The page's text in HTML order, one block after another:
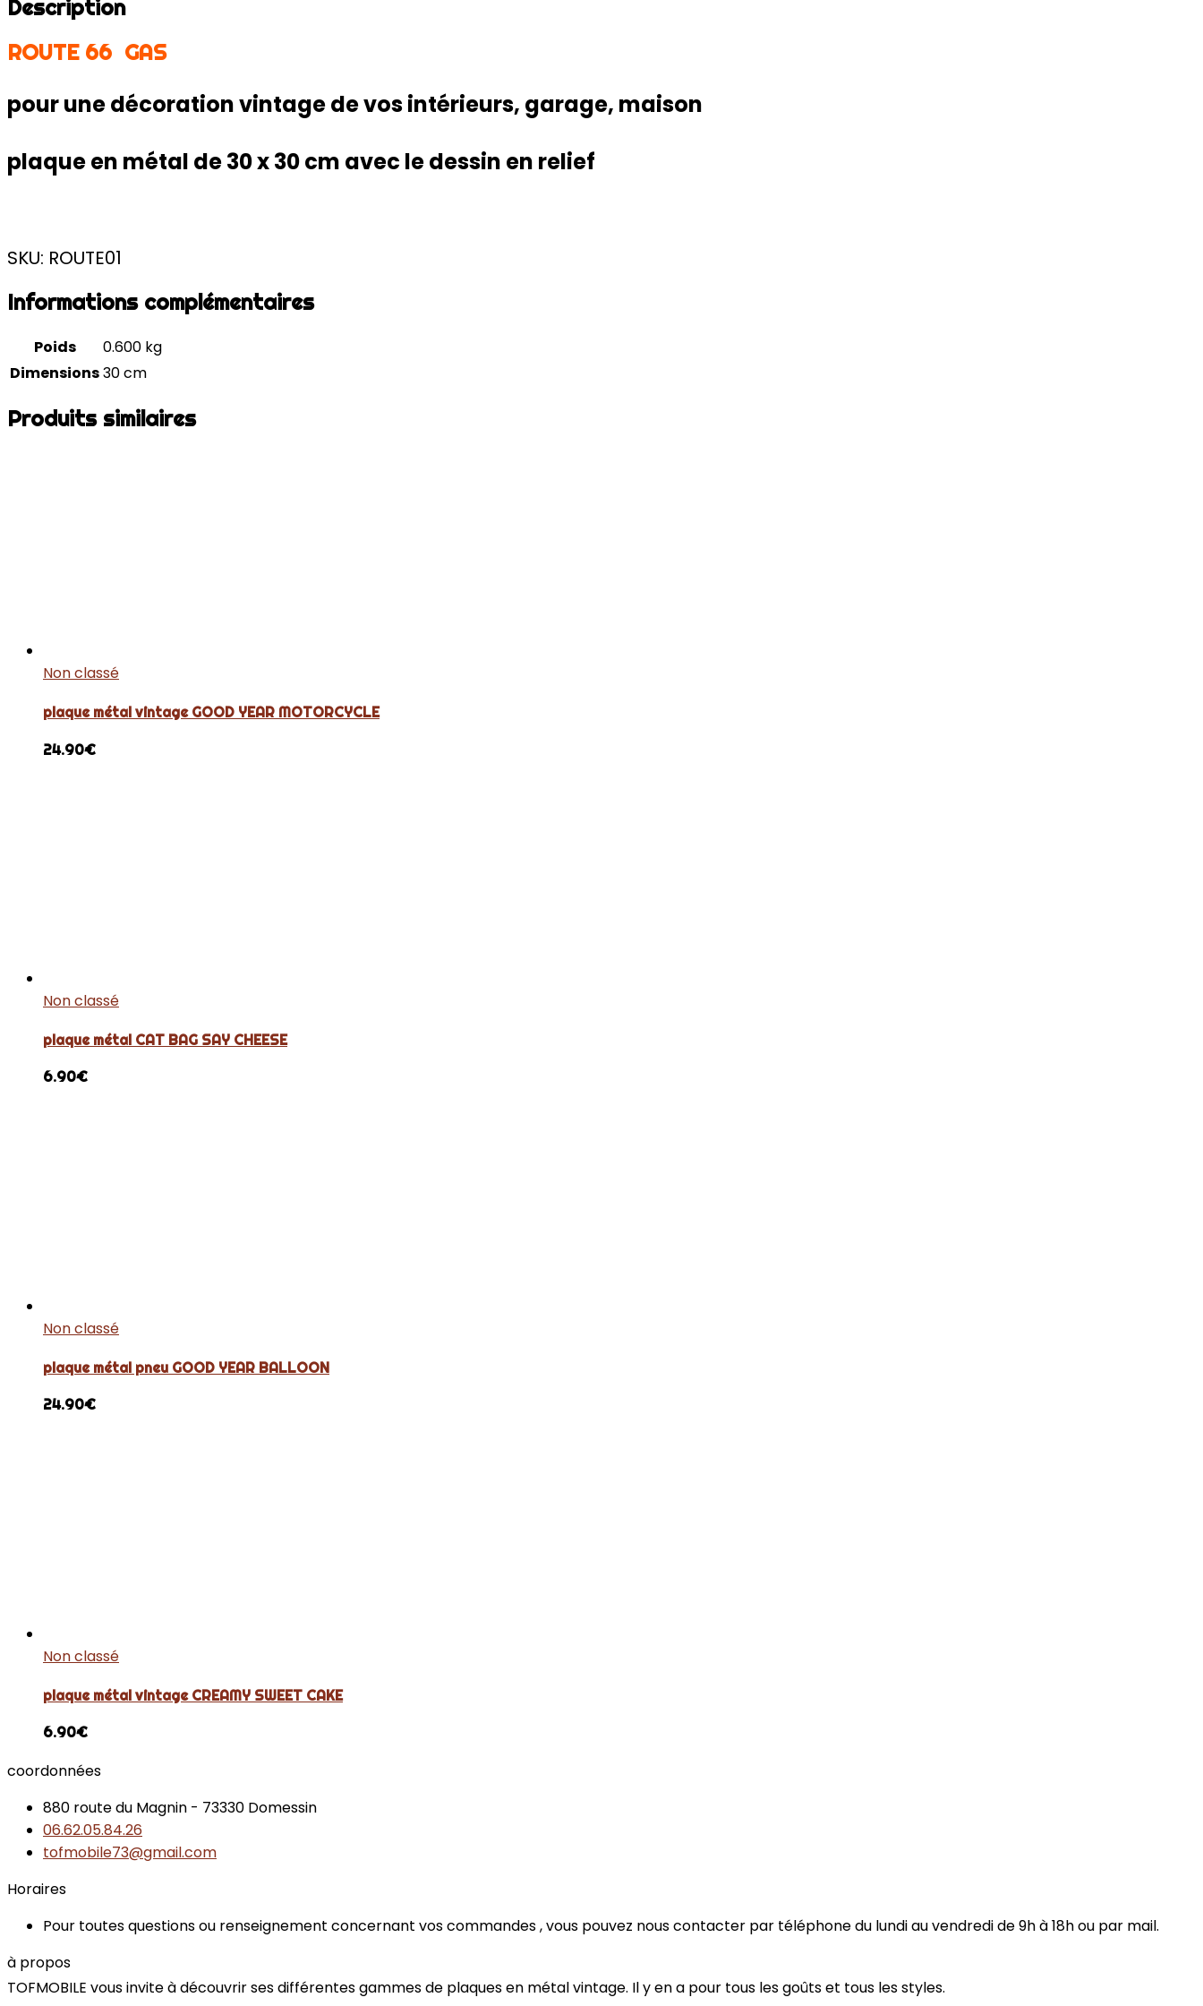
Description
ROUTE 66 GAS
pour une décoration vintage de vos intérieurs, garage, maison
plaque en métal de 30 x 30 cm avec le dessin en relief
SKU: ROUTE01
Informations complémentaires
Poids
0.600 kg
Dimensions30 cm
Produits similaires
Non classé
plaque métal vintage GOOD YEAR MOTORCYCLE
24.90€
Non classé
plaque métal CAT BAG SAY CHEESE
6.90€
Non classé
plaque métal pneu GOOD YEAR BALLOON
24.90€
Non classé
plaque métal vintage CREAMY SWEET CAKE
6.90€
coordonnées
880 route du Magnin - 73330 Domessin
06.62.05.84.26
tofmobile73@gmail.com
Horaires
Pour toutes questions ou renseignement concernant vos commandes , vous pouvez nous contacter par téléphone du lundi au vendredi de 9h à 18h ou par mail.
à propos
TOFMOBILE vous invite à découvrir ses différentes gammes de plaques en métal vintage. Il y en a pour tous les goûts et tous les styles.